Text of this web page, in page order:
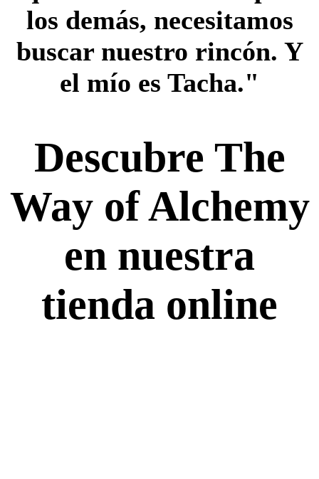
los demás, necesitamos
buscar nuestro rincón. Y
el mío es Tacha."
Descubre The
Way of Alchemy
en nuestra
tienda online